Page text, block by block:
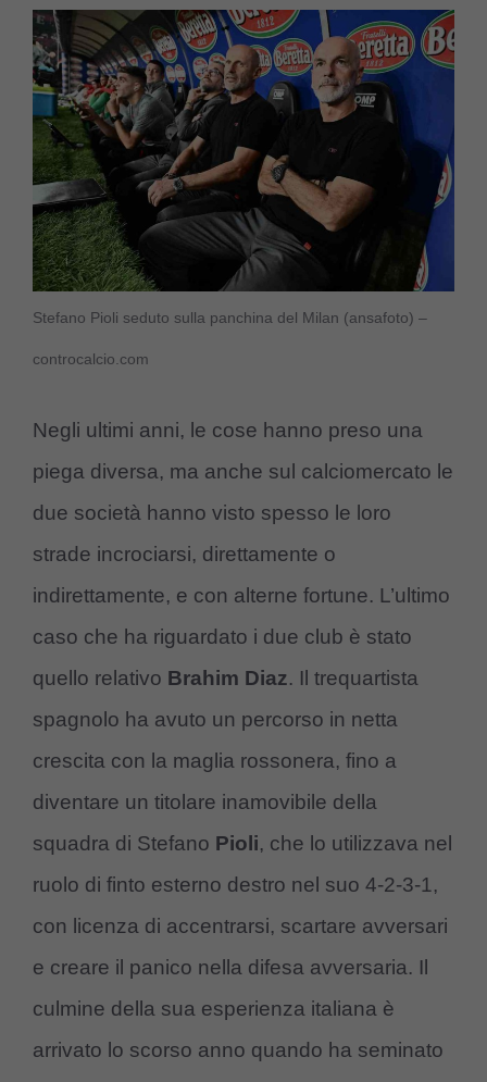
Stefano Pioli seduto sulla panchina del Milan (ansafoto) –
controcalcio.com
Negli ultimi anni, le cose hanno preso una
piega diversa, ma anche sul calciomercato le
due società hanno visto spesso le loro
strade incrociarsi, direttamente o
indirettamente, e con alterne fortune. L’ultimo
caso che ha riguardato i due club è stato
quello relativo Brahim Diaz. Il trequartista
spagnolo ha avuto un percorso in netta
crescita con la maglia rossonera, fino a
diventare un titolare inamovibile della
squadra di Stefano Pioli, che lo utilizzava nel
ruolo di finto esterno destro nel suo 4-2-3-1,
con licenza di accentrarsi, scartare avversari
e creare il panico nella difesa avversaria. Il
culmine della sua esperienza italiana è
arrivato lo scorso anno quando ha seminato